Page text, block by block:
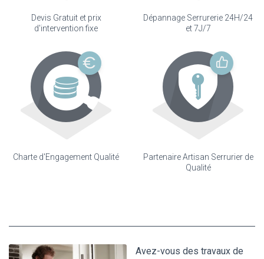
Devis Gratuit et prix
d'intervention fixe
Dépannage Serrurerie 24H/24
et 7J/7
Charte d'Engagement Qualité
Partenaire Artisan Serrurier de
Qualité
Avez-vous des travaux de